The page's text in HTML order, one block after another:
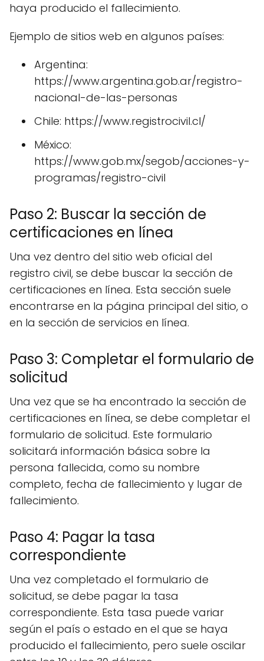
haya producido el fallecimiento.
Ejemplo de sitios web en algunos países:
Argentina:
https://www.argentina.gob.ar/registro-
nacional-de-las-personas
Chile: https://www.registrocivil.cl/
México:
https://www.gob.mx/segob/acciones-y-
programas/registro-civil
Paso 2: Buscar la sección de
certificaciones en línea
Una vez dentro del sitio web oficial del
registro civil, se debe buscar la sección de
certificaciones en línea. Esta sección suele
encontrarse en la página principal del sitio, o
en la sección de servicios en línea.
Paso 3: Completar el formulario de
solicitud
Una vez que se ha encontrado la sección de
certificaciones en línea, se debe completar el
formulario de solicitud. Este formulario
solicitará información básica sobre la
persona fallecida, como su nombre
completo, fecha de fallecimiento y lugar de
fallecimiento.
Paso 4: Pagar la tasa
correspondiente
Una vez completado el formulario de
solicitud, se debe pagar la tasa
correspondiente. Esta tasa puede variar
según el país o estado en el que se haya
producido el fallecimiento, pero suele oscilar